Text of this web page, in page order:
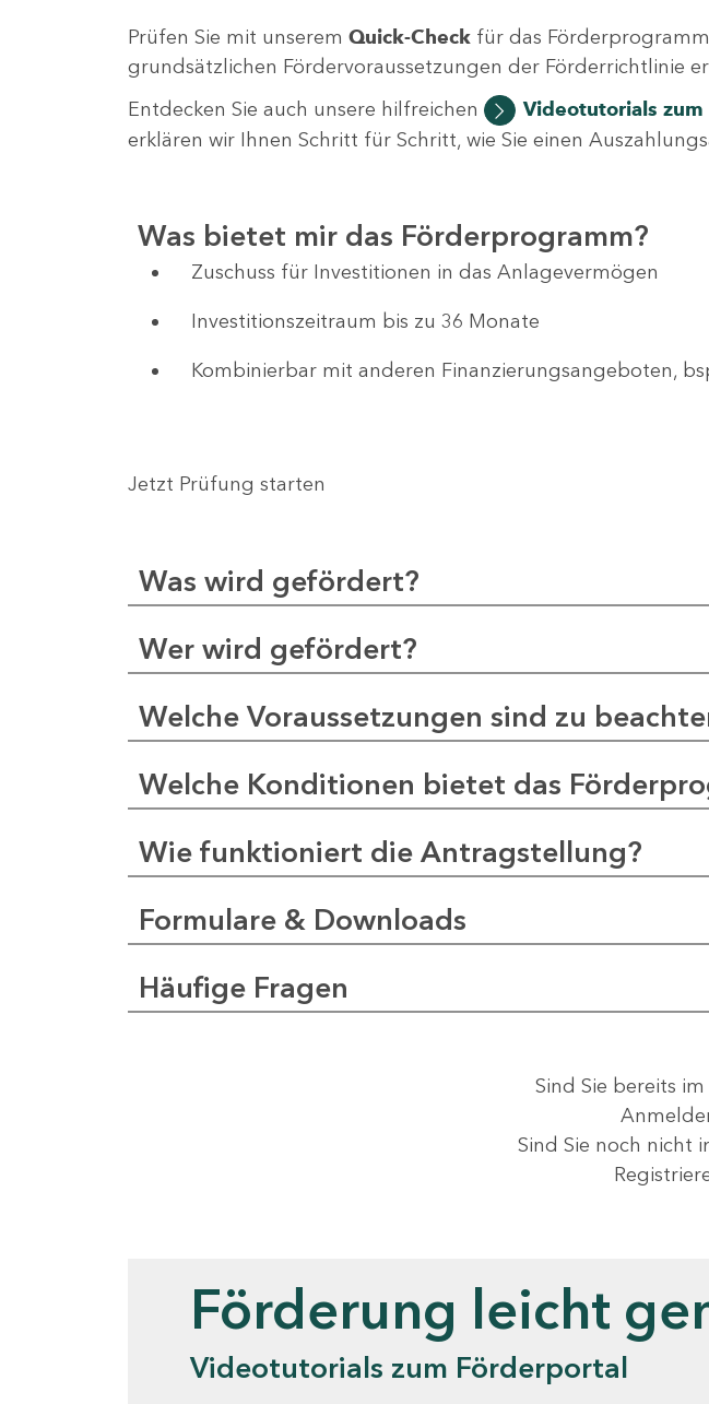
Prüfen Sie mit unserem Quick-Check für das
grundsätzlichen Fördervoraussetzungen der Förderrichtlinie
Entdecken Sie auch unsere hilfreichen
Videotutorials zum
erklären wir Ihnen Schritt für Schritt, wie Sie einen
Was bietet mir das Förderprogramm?
Zuschuss für Investitionen in das Anlagevermögen
Investitionszeitraum bis zu 36 Monate
Kombinierbar mit anderen Finanzierungsangeboten,
Jetzt Prüfung starten
Was wird gefördert?
Wer wird gefördert?
Welche Voraussetzungen sind zu
Welche Konditionen bietet das
Wie funktioniert die Antragstellung?
Formulare & Downloads
Häufige Fragen
Sind Sie bereits
Sind Sie noch nicht
Förderung leicht
Videotutorials zum Förderportal